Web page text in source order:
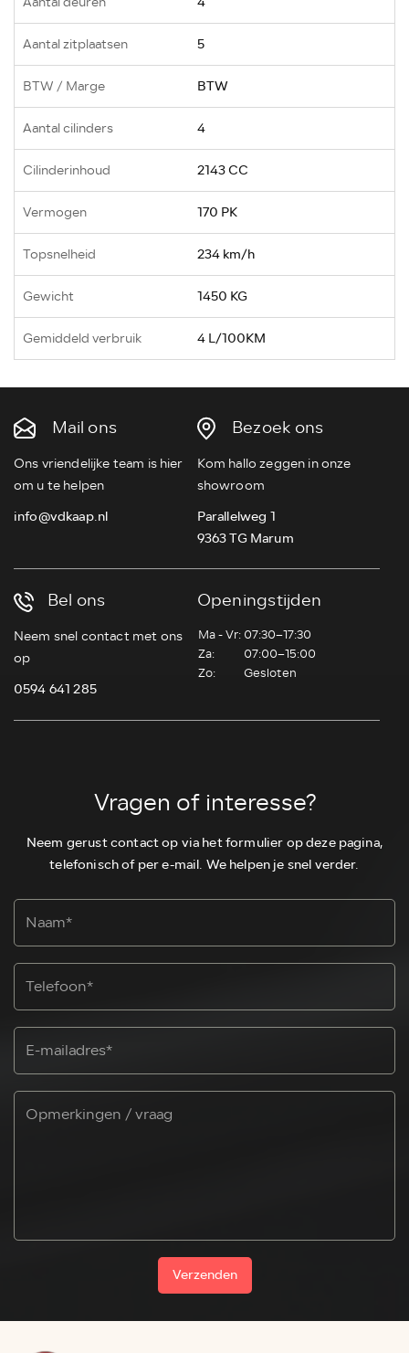
Aantal zitplaatsen 5
BTW / Marge BTW
Aantal cilinders 4
Cilinderinhoud 2143 CC
Vermogen 170 PK
Topsnelheid 234 km/h
Gewicht 1450 KG
Gemiddeld verbruik 4 L/100KM
Mail ons
Ons vriendelijke team is hier
om u te helpen
info@vdkaap.nl
Bezoek ons
Kom hallo zeggen in onze
showroom
Parallelweg 1
9363 TG Marum
Bel ons
Neem snel contact met ons
op
0594 641 285
Openingstijden
Ma - Vr: 07:30–17:30
Za:
07:00–15:00
Zo:
Gesloten
Vragen of interesse?
Neem gerust contact op via het formulier op deze pagina,
telefonisch of per e-mail. We helpen je snel verder.
Verzenden